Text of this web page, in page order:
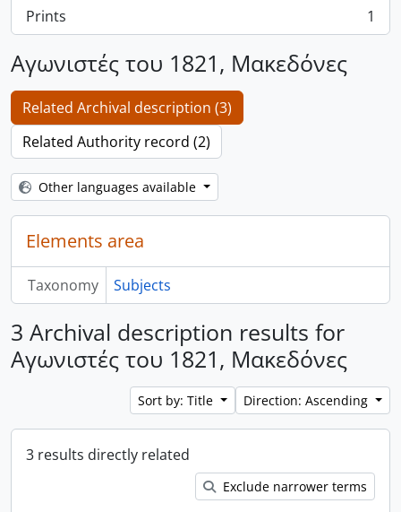
Prints
, 1 results 1
Αγωνιστές του 1821, Μακεδόνες
Related Archival description (3)
Related Authority record (2)
Other languages available
Elements area
Taxonomy Subjects
3 Archival description results for
Αγωνιστές του 1821, Μακεδόνες
Sort by: Title Direction: Ascending
3 results directly related
Exclude narrower terms